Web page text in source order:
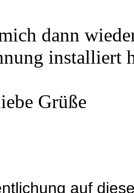
dann
installiert
Grüße
auf